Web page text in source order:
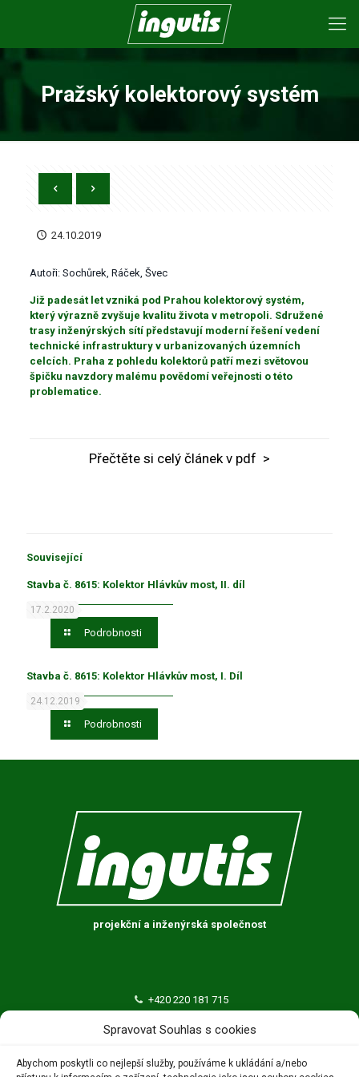
Spravovat Souhlas s cookies
Abychom poskytli co nejlepší služby, používáme k ukládání a/nebo
Pražský kolektorový systém
24.10.2019
Autoři: Sochůrek, Ráček, Švec
Již padesát let vzniká pod Prahou kolektorový systém,
který výrazně zvyšuje kvalitu života v metropoli. Sdružené
trasy inženýrských sítí představují moderní řešení vedení
technické infrastruktury v urbanizovaných územních
celcích. Praha z pohledu kolektorů patří mezi světovou
špičku navzdory malému povědomí veřejnosti o této
problematice.
Přečtěte si celý článek v pdf >
Související
17.2.2020
Stavba č. 8615: Kolektor Hlávkův most, II. díl
Podrobnosti
24.12.2019
Stavba č. 8615: Kolektor Hlávkův most, I. Díl
Podrobnosti
projekční a inženýrská společnost
+420 220 181 715
ingutis@ingutis.cz